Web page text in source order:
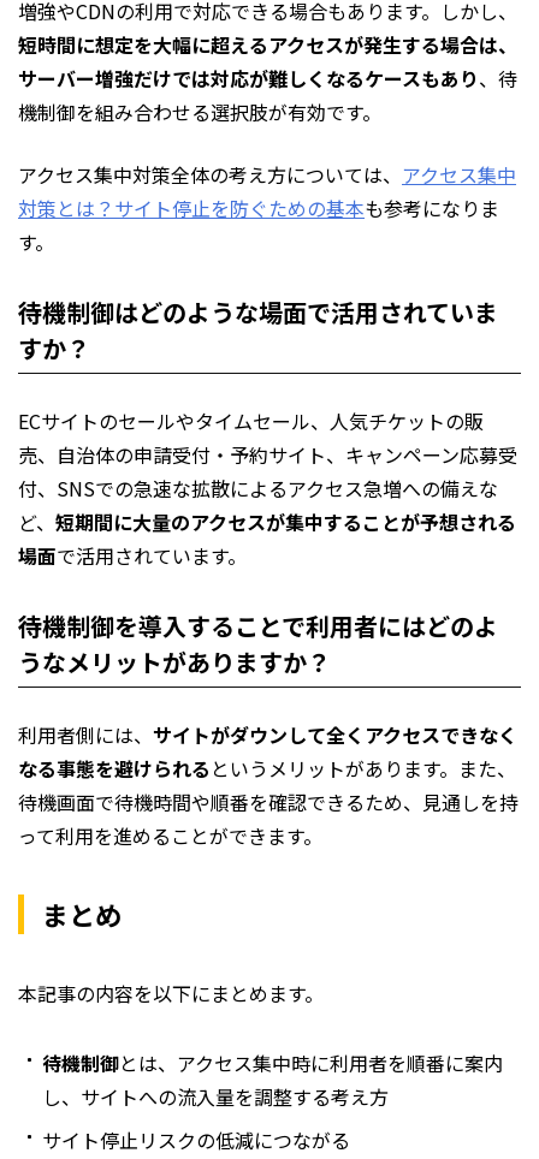
増強やCDNの利用で対応できる場合もあります。しかし、
短時間に想定を大幅に超えるアクセスが発生する場合は、
サーバー増強だけでは対応が難しくなるケースもあり、待
機制御を組み合わせる選択肢が有効です。
アクセス集中対策全体の考え方については、 アクセス集中
対策とは？サイト停止を防ぐための基本も参考になりま
す。
待機制御はどのような場面で活用されていま
すか？
ECサイトのセールやタイムセール、人気チケットの販
売、自治体の申請受付・予約サイト、キャンペーン応募受
付、SNSでの急速な拡散によるアクセス急増への備えな
ど、 短期間に大量のアクセスが集中することが予想される
場面で活用されています。
待機制御を導入することで利用者にはどのよ
うなメリットがありますか？
利用者側には、 サイトがダウンして全くアクセスできなく
なる事態を避けられる というメリットがあります。また、
待機画面で待機時間や順番を確認できるため、見通しを持
って利用を進めることができます。
まとめ
本記事の内容を以下にまとめます。
待機制御とは、アクセス集中時に利用者を順番に案内
し、サイトへの流入量を調整する考え方
サイト停止リスクの低減につながる